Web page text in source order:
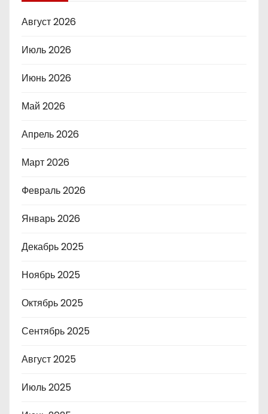
Август 2026
Июль 2026
Июнь 2026
Май 2026
Апрель 2026
Март 2026
Февраль 2026
Январь 2026
Декабрь 2025
Ноябрь 2025
Октябрь 2025
Сентябрь 2025
Август 2025
Июль 2025